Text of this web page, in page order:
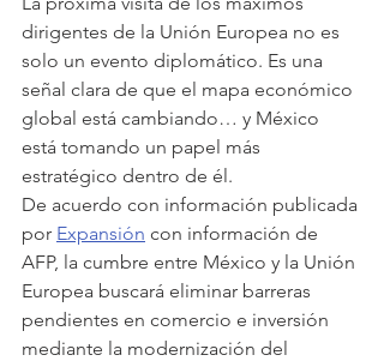
dirigentes de la Unión Europea no es
solo un evento diplomático. Es una
señal clara de que el mapa económico
global está cambiando… y México
está tomando un papel más
estratégico dentro de él.
De acuerdo con información publicada
por Expansión con información de
AFP, la cumbre entre México y la Unión
Europea buscará eliminar barreras
pendientes en comercio e inversión
mediante la modernización del